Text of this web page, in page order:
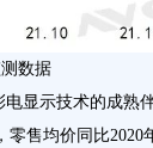
数据
显示技术的成熟
售均价同比